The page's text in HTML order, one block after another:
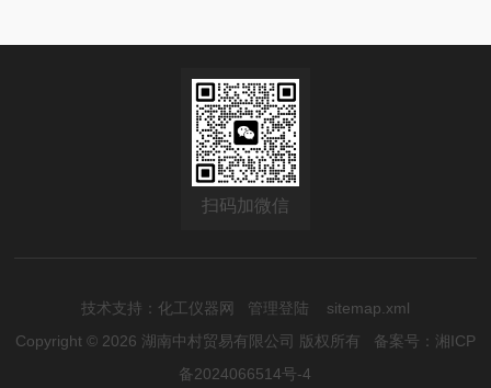
扫码加微信
技术支持： 化工仪器网 管理登陆
sitemap.xml
Copyright © 2026 湖南中村贸易有限公司 版权所有 备案号：湘ICP
备2024066514号-4